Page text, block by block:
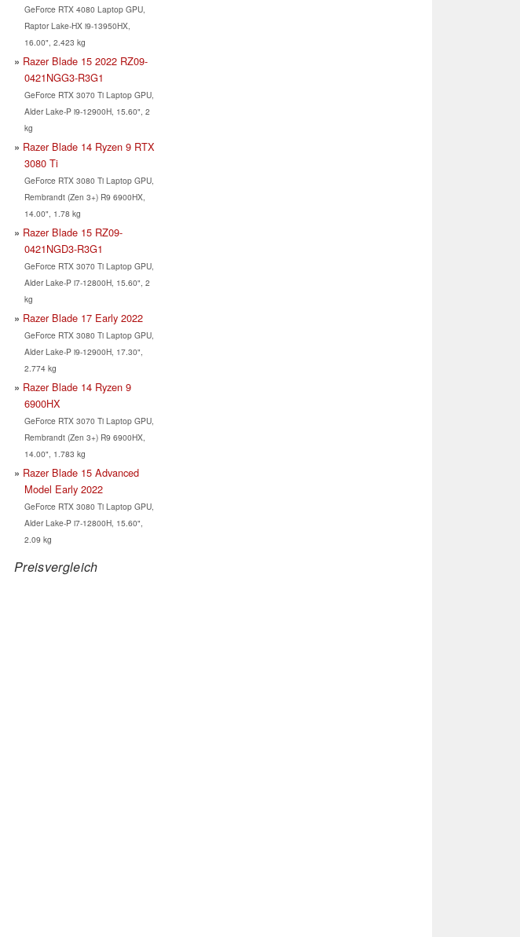
GeForce RTX 4080 Laptop GPU,
Raptor Lake-HX i9-13950HX,
16.00", 2.423 kg
Razer Blade 15 2022 RZ09-
0421NGG3-R3G1
GeForce RTX 3070 Ti Laptop GPU,
Alder Lake-P i9-12900H, 15.60", 2
kg
Razer Blade 14 Ryzen 9 RTX
3080 Ti
GeForce RTX 3080 Ti Laptop GPU,
Rembrandt (Zen 3+) R9 6900HX,
14.00", 1.78 kg
Razer Blade 15 RZ09-
0421NGD3-R3G1
GeForce RTX 3070 Ti Laptop GPU,
Alder Lake-P i7-12800H, 15.60", 2
kg
Razer Blade 17 Early 2022
GeForce RTX 3080 Ti Laptop GPU,
Alder Lake-P i9-12900H, 17.30",
2.774 kg
Razer Blade 14 Ryzen 9
6900HX
GeForce RTX 3070 Ti Laptop GPU,
Rembrandt (Zen 3+) R9 6900HX,
14.00", 1.783 kg
Razer Blade 15 Advanced
Model Early 2022
GeForce RTX 3080 Ti Laptop GPU,
Alder Lake-P i7-12800H, 15.60",
2.09 kg
Preisvergleich